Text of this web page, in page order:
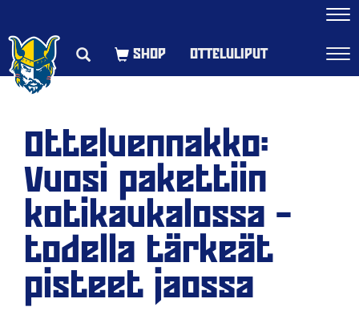
OTTELULIPUT
Otteluennakko:
Vuosi pakettiin
kotikaukalossa –
todella tärkeät
pisteet jaossa